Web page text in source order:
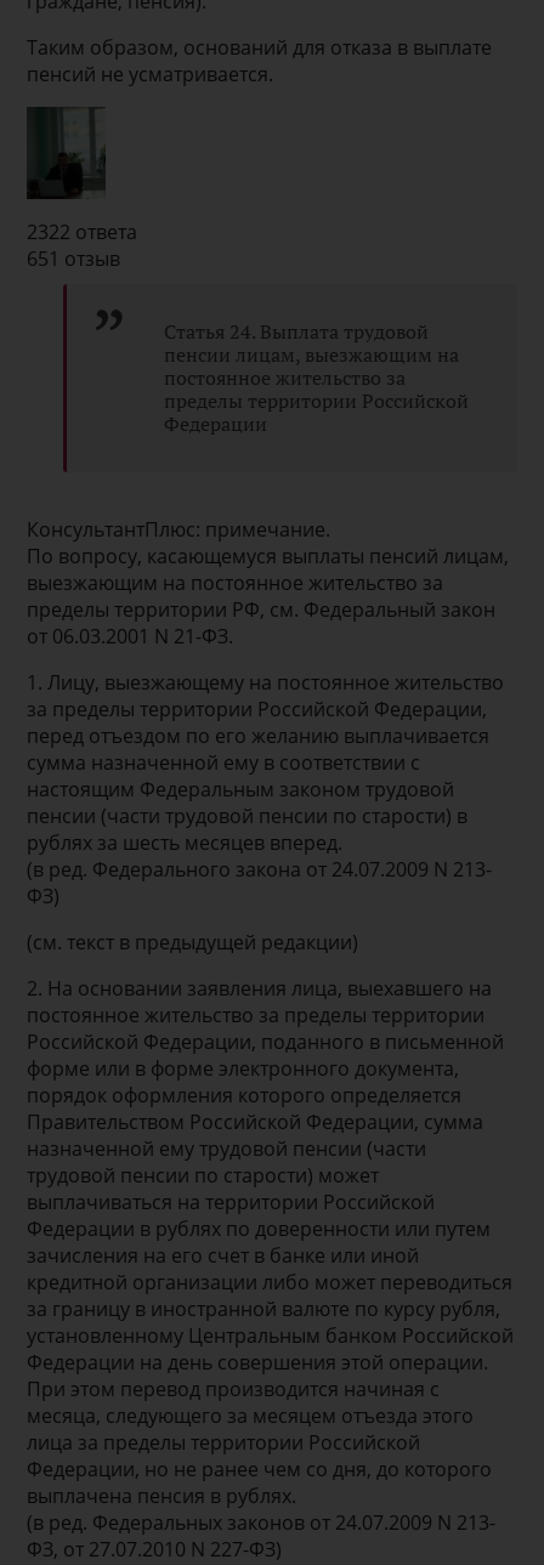
Таким образом, оснований для отказа в выплате
пенсий не усматривается.
2322 ответа
651 отзыв
Статья 24. Выплата трудовой
пенсии лицам, выезжающим на
постоянное жительство за
пределы территории Российской
Федерации
КонсультантПлюс: примечание.
По вопросу, касающемуся выплаты пенсий лицам,
выезжающим на постоянное жительство за
пределы территории РФ, см. Федеральный закон
от 06.03.2001 N 21-ФЗ.
1. Лицу, выезжающему на постоянное жительство
за пределы территории Российской Федерации,
перед отъездом по его желанию выплачивается
сумма назначенной ему в соответствии с
настоящим Федеральным законом трудовой
пенсии (части трудовой пенсии по старости) в
рублях за шесть месяцев вперед.
(в ред. Федерального закона от 24.07.2009 N 213-
ФЗ)
(см. текст в предыдущей редакции)
2. На основании заявления лица, выехавшего на
постоянное жительство за пределы территории
Российской Федерации, поданного в письменной
форме или в форме электронного документа,
порядок оформления которого определяется
Правительством Российской Федерации, сумма
назначенной ему трудовой пенсии (части
трудовой пенсии по старости) может
выплачиваться на территории Российской
Федерации в рублях по доверенности или путем
зачисления на его счет в банке или иной
кредитной организации либо может переводиться
за границу в иностранной валюте по курсу рубля,
установленному Центральным банком Российской
Федерации на день совершения этой операции.
При этом перевод производится начиная с
месяца, следующего за месяцем отъезда этого
лица за пределы территории Российской
Федерации, но не ранее чем со дня, до которого
выплачена пенсия в рублях.
(в ред. Федеральных законов от 24.07.2009 N 213-
ФЗ, от 27.07.2010 N 227-ФЗ)